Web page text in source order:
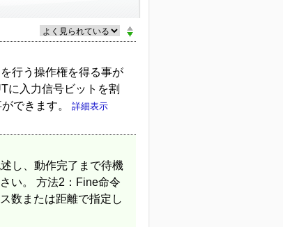
行う操作権を得る事が
に入力信号ビットを割
できます。 詳細表示
し、動作完了まで待機
い。 方法2：Fine命令
数または距離で指定し